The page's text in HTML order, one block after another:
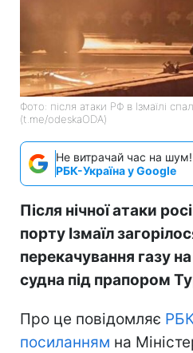
Фото: після атаки РФ в Ізмаїлі
(t.me/odeskaODA)
Не витрачай час на шум!
РБК-Україна у Google
Після нічної атаки
порту Ізмаїл
перекачування газу
судна під прапором
Про це повідомляє
посиланням на